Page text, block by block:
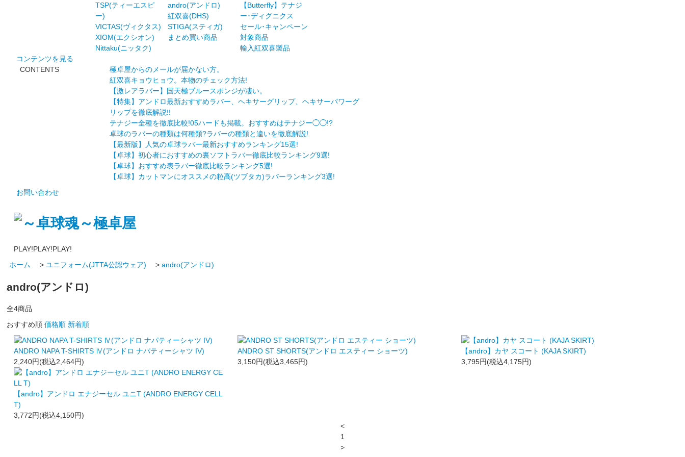
TSP(ティーエスピ
ー)
VICTAS(ヴィクタス)
XIOM(エクシオン)
Nittaku(ニッタク)
andro(アンドロ)
紅双喜(DHS)
STIGA(スティガ)
まとめ買い商品
【Butterfly】テナジ
ー･ディグニクス
セール･キャンペーン
対象商品
輸入紅双喜製品
コンテンツを見る
CONTENTS
極卓屋からのメールが届かない方。
紅双喜キョウヒョウ。本物のチェック方法!
【激レアラバー】国天極ブルースポンジが凄い。
【特集】アンドロ最新おすすめラバー、ヘキサーグリップ、ヘキサーパワーグ
リップを徹底解説!!
テナジー全種を徹底比較!05ハードも掲載。おすすめはテナジー◯◯!?
卓球のラバーの種類は何種類?ラバーの種類と違いを徹底解説!
【最新版】人気の卓球ラバー最新おすすめランキング15選!
【卓球】初心者におすすめの裏ソフトラバー徹底比較ランキング9選!
【卓球】おすすめ表ラバー徹底比較ランキング5選!
【卓球】カットマンにオススメの粒高(ツブタカ)ラバーランキング3選!
お問い合わせ
PLAY!PLAY!PLAY!
ホーム
>ユニフォーム(JTTA公認ウェア) >andro(アンドロ)
andro(アンドロ)
全4商品
おすすめ順価格順 新着順
ANDRO NAPA T-SHIRTS Ⅳ(アンドロ ナパティーシャツ IV)
2,240円(税込2,464円)
ANDRO ST SHORTS(アンドロ エスティー ショーツ)
3,150円(税込3,465円)
【andro】カヤ スコート (KAJA SKIRT)
3,795円(税込4,175円)
【andro】アンドロ エナジーセル ユニT (ANDRO ENERGY CELL
T)
3,772円(税込4,150円)
<
1
>